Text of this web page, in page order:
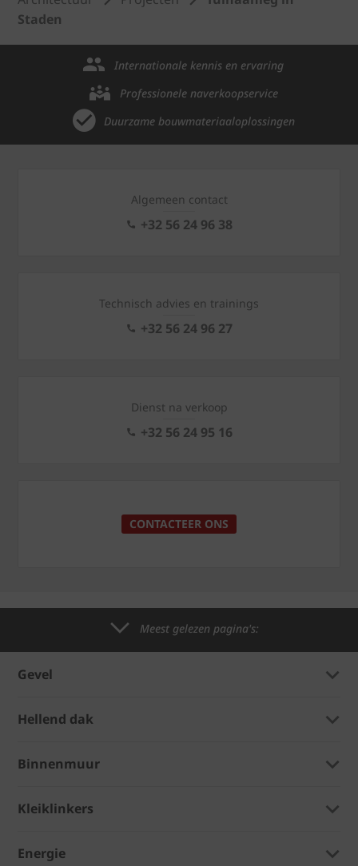
Staden
Internationale kennis en ervaring
Professionele naverkoopservice
Duurzame bouwmateriaaloplossingen
Algemeen contact
+32 56 24 96 38
Technisch advies en trainings
+32 56 24 96 27
Dienst na verkoop
+32 56 24 95 16
CONTACTEER ONS
Meest gelezen pagina's:
Gevel
Hellend dak
Binnenmuur
Kleiklinkers
Energie